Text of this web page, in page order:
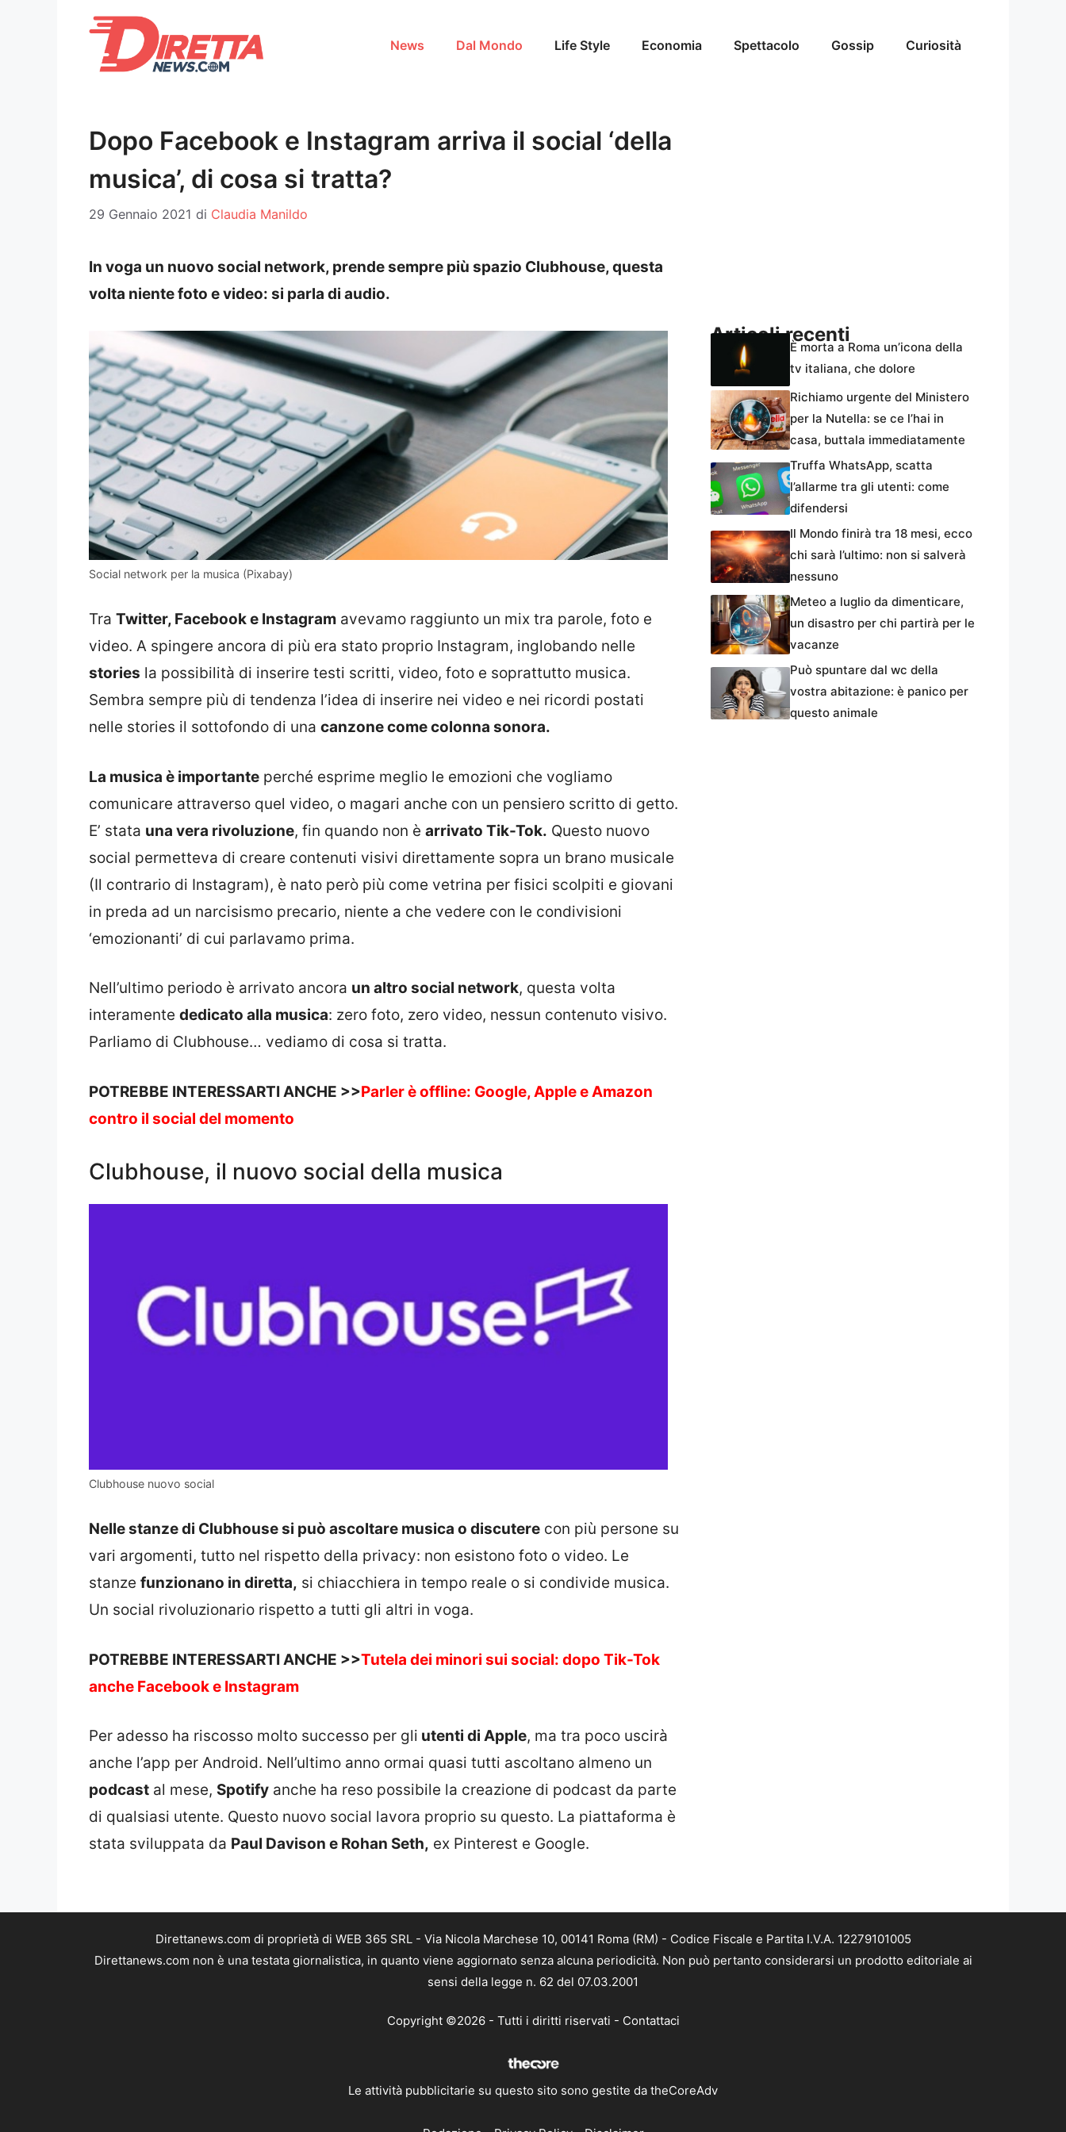
News Dal Mondo Life Style Economia Spettacolo Gossip Curiosità
Dopo Facebook e Instagram arriva il social ‘della
musica’, di cosa si tratta?
29 Gennaio 2021 di Claudia Manildo
In voga un nuovo social network, prende sempre più spazio Clubhouse, questa
volta niente foto e video: si parla di audio.
Social network per la musica (Pixabay)
Tra Twitter, Facebook e Instagram avevamo raggiunto un mix tra parole, foto e
video. A spingere ancora di più era stato proprio Instagram, inglobando nelle
stories la possibilità di inserire testi scritti, video, foto e soprattutto musica.
Sembra sempre più di tendenza l’idea di inserire nei video e nei ricordi postati
nelle stories il sottofondo di una canzone come colonna sonora.
La musica è importante perché esprime meglio le emozioni che vogliamo
comunicare attraverso quel video, o magari anche con un pensiero scritto di getto.
E’ stata una vera rivoluzione, fin quando non è arrivato Tik-Tok. Questo nuovo
social permetteva di creare contenuti visivi direttamente sopra un brano musicale
(Il contrario di Instagram), è nato però più come vetrina per fisici scolpiti e giovani
in preda ad un narcisismo precario, niente a che vedere con le condivisioni
‘emozionanti’ di cui parlavamo prima.
Nell’ultimo periodo è arrivato ancora un altro social network, questa volta
interamente dedicato alla musica: zero foto, zero video, nessun contenuto visivo.
Parliamo di Clubhouse… vediamo di cosa si tratta.
POTREBBE INTERESSARTI ANCHE >>Parler è offline: Google, Apple e Amazon
contro il social del momento
Clubhouse, il nuovo social della musica
Clubhouse nuovo social
Nelle stanze di Clubhouse si può ascoltare musica o discutere con più persone su
vari argomenti, tutto nel rispetto della privacy: non esistono foto o video. Le
stanze funzionano in diretta, si chiacchiera in tempo reale o si condivide musica.
Un social rivoluzionario rispetto a tutti gli altri in voga.
POTREBBE INTERESSARTI ANCHE >>Tutela dei minori sui social: dopo Tik-Tok
anche Facebook e Instagram
Per adesso ha riscosso molto successo per gli utenti di Apple, ma tra poco uscirà
anche l’app per Android. Nell’ultimo anno ormai quasi tutti ascoltano almeno un
podcast al mese, Spotify anche ha reso possibile la creazione di podcast da parte
di qualsiasi utente. Questo nuovo social lavora proprio su questo. La piattaforma è
stata sviluppata da Paul Davison e Rohan Seth, ex Pinterest e Google.
Articoli recenti
È morta a Roma un’icona della
tv italiana, che dolore
Richiamo urgente del Ministero
per la Nutella: se ce l’hai in
casa, buttala immediatamente
Truffa WhatsApp, scatta
l’allarme tra gli utenti: come
difendersi
Il Mondo finirà tra 18 mesi, ecco
chi sarà l’ultimo: non si salverà
nessuno
Meteo a luglio da dimenticare,
un disastro per chi partirà per le
vacanze
Può spuntare dal wc della
vostra abitazione: è panico per
questo animale
Direttanews.com di proprietà di WEB 365 SRL - Via Nicola Marchese 10, 00141 Roma (RM) - Codice Fiscale e Partita I.V.A. 12279101005
Direttanews.com non è una testata giornalistica, in quanto viene aggiornato senza alcuna periodicità. Non può pertanto considerarsi un prodotto editoriale ai
sensi della legge n. 62 del 07.03.2001
Copyright ©2026 - Tutti i diritti riservati - Contattaci
Le attività pubblicitarie su questo sito sono gestite da theCoreAdv